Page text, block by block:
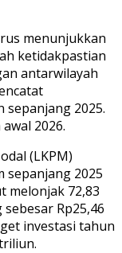
menunjukkan
ketidakpastian
antarwilayah
2025.
2026.
(LKPM)
sepanjang 2025
melonjak 72,83
Rp25,46
investasi tahun